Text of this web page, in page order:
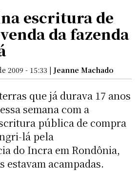
escritura de
da fazenda
2009 - 15:33 | Jeanne Machado
que já durava 17 anos
semana com a
pública de compra
lá pela
do Incra em Rondônia,
estavam acampadas.